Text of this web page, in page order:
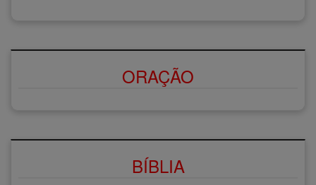
ORAÇÃO
BÍBLIA